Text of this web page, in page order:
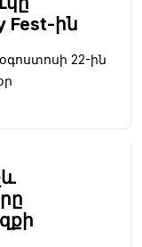
Fest-ին
22-ին